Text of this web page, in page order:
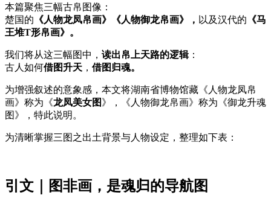
本篇聚焦三幅古帛图像：
楚国的 《人物龙凤帛画》《人物御龙帛画》， 以及汉代的 《马
王堆T形帛画》。
我们将从这三幅图中， 读出帛上天路的逻辑：
古人如何借图升天 ， 借图归魂。
为增强叙述的意象感，本文将湖南省博物馆藏《人物龙凤帛
画》称为《龙凤美女图》，《人物御龙帛画》称为《御龙升魂
图》，特此说明。
为清晰掌握三图之出土背景与人物设定，整理如下表：
引文｜图非画，是魂归的导航图